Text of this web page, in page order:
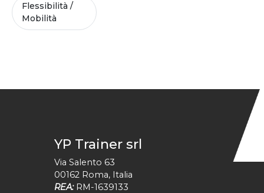
Flessibilità /
Mobilità
YP Trainer srl
Via Salento 63
00162 Roma, Italia
REA: RM-1639133